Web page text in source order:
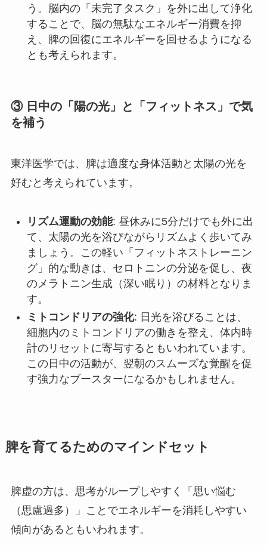
う。脳内の「未完了タスク」を外に出して浄化
することで、脳の無駄なエネルギー消費を抑
え、脾の回復にエネルギーを回せるようになる
とも考えられます。
③ 日中の「陽の光」と「フィットネス」で気
を補う
東洋医学では、脾は適度な身体活動と太陽の光を
好むと考えられています。
リズム運動の効能: 昼休みに5分だけでも外に出
て、太陽の光を浴びながらリズムよく歩いてみ
ましょう。この軽い「フィットネストレーニン
グ」的な動きは、セロトニンの分泌を促し、夜
のメラトニン生成（深い眠り）の材料となりま
す。
ミトコンドリアの強化: 日光を浴びることは、
細胞内のミトコンドリアの働きを整え、体内時
計のリセットに寄与するともいわれています。
この日中の活動が、翌朝のスムーズな覚醒を促
す強力なブースターになるかもしれません。
脾を育てるためのマインドセット
脾虚の方は、思考がループしやすく「思い悩む
（思慮過多）」ことでエネルギーを消耗しやすい
傾向があるともいわれます。